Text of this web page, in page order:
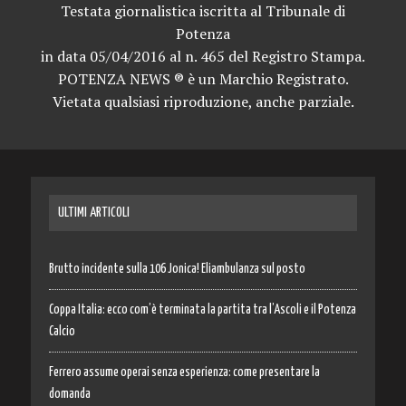
Testata giornalistica iscritta al Tribunale di
Potenza
in data 05/04/2016 al n. 465 del Registro Stampa.
POTENZA NEWS ® è un Marchio Registrato.
Vietata qualsiasi riproduzione, anche parziale.
ULTIMI ARTICOLI
Brutto incidente sulla 106 Jonica! Eliambulanza sul posto
Coppa Italia: ecco com’è terminata la partita tra l’Ascoli e il Potenza
Calcio
Ferrero assume operai senza esperienza: come presentare la
domanda